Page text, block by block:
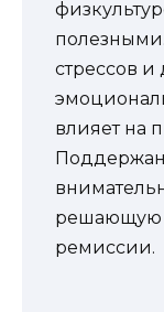
стрессов и
влияет на
решающую
ремиссии.